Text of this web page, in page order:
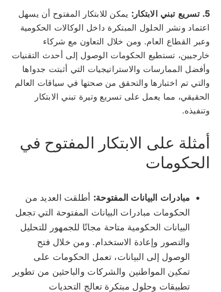
5. تسريع تبني الابتكار:
يمكن للابتكار المفتوح أن يسهل
اعتماد ونشر الحلول المبتكرة داخل الوكالات الحكومية
وعبر القطاع العام. ومن خلال التعاون مع شركاء
خارجيين، تستطيع الحكومات الوصول إلى أحدث التقنيات
وأفضل الممارسات والاستراتيجيات التي أثبتت جدواها
والتي تم اختبارها والتحقق من صحتها في سياقات العالم
الحقيقي، مما يعمل على تسريع وتيرة تبني الابتكار
وتنفيذه.
أمثلة على الابتكار المفتوح في
الحكومات
مبادرات البيانات المفتوحة: أطلقت العديد من
الحكومات مبادرات البيانات المفتوحة التي تجعل
البيانات الحكومية متاحة مجانًا للجمهور للتحليل
والتصور وإعادة الاستخدام. ومن خلال فتح
الوصول إلى البيانات، تعمل الحكومات على
تمكين المواطنين والشركات والباحثين من تطوير
تطبيقات وحلول مبتكرة تعالج التحديات